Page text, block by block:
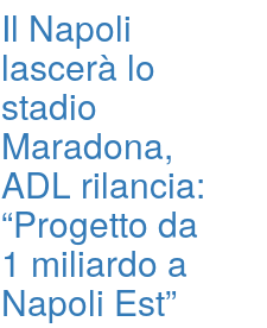
Il Napoli
lascerà lo
stadio
Maradona,
ADL rilancia:
“Progetto da
1 miliardo a
Napoli Est”